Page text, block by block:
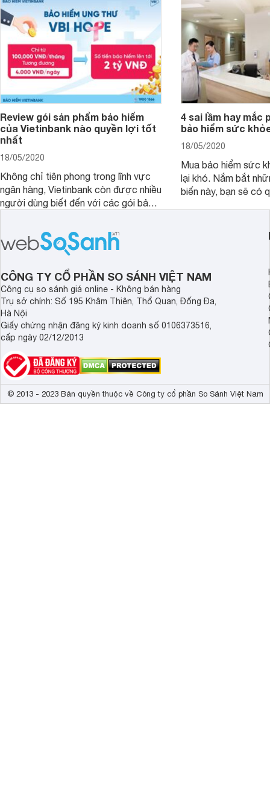
khảo bài viết này.
Review gói sản phẩm bảo hiểm
của Vietinbank nào quyền lợi tốt
nhất
18/05/2020
Không chỉ tiên phong trong lĩnh vực
ngân hàng, Vietinbank còn được nhiều
người dùng biết đến với các gói bảo
bảo hiểm của Vietinbank nào bạn nên
sở hữu nhất? Cùng đi tìm đáp án
trong bài viết sau đây.
4 sai lầm hay mắc
bảo hiểm sức
18/05/2020
Mua bảo hiểm sức
lại khó. Nắm bắt
biến này, bạn sẽ có
CÔNG TY CỔ PHẦN SO SÁNH VIỆT NAM
Công cụ so sánh giá online - Không bán hàng
Trụ sở chính: Số 195 Khâm Thiên, Thổ Quan, Đống Đa,
Hà Nội
Giấy chứng nhận đăng ký kinh doanh số 0106373516,
cấp ngày 02/12/2013
© 2013 - 2023 Bản quyền thuộc về Công ty cổ phần So Sánh Việt Nam